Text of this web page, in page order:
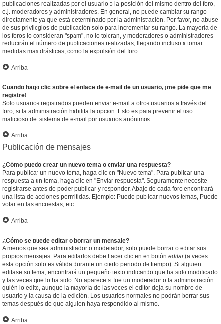
publicaciones realizadas por el usuario o la posición del mismo dentro del foro,
e.j. moderadores y administradores. En general, no puede cambiar su rango
directamente ya que está determinado por la administración. Por favor, no abuse
de sus privilegios de publicación solo para incrementar su rango. La mayoría de
los foros lo consideran "spam", no lo toleran, y moderadores o administradores
reducirán el número de publicaciones realizadas, llegando incluso a tomar
medidas mas drásticas, como la expulsión del foro.
Arriba
Cuando hago clic sobre el enlace de e-mail de un usuario, ¡me pide que me
registre!
Solo usuarios registrados pueden enviar e-mail a otros usuarios a través del
foro, si la administración habilita la opción. Esto es para prevenir el uso
malicioso del sistema de e-mail por usuarios anónimos.
Arriba
Publicación de mensajes
¿Cómo puedo crear un nuevo tema o enviar una respuesta?
Para publicar un nuevo tema, haga clic en "Nuevo tema". Para publicar una
respuesta a un tema, haga clic en "Enviar respuesta". Seguramente necesite
registrarse antes de poder publicar y responder. Abajo de cada foro encontrará
una lista de acciones permitidas. Ejemplo: Puede publicar nuevos temas, Puede
votar en las encuestas, etc.
Arriba
¿Cómo se puede editar o borrar un mensaje?
A menos que sea administrador o moderador, solo puede borrar o editar sus
propios mensajes. Para editarlos debe hacer clic en en botón editar(a veces
esta opción solo es válida durante un cierto periodo de tiempo). Si alguien
editase su tema, encontrará un pequeño texto indicando que ha sido modificado
y las veces que lo ha sido. No aparece si fue un moderador o la administración
quién lo editó, aunque la mayoría de las veces el editor deja su nombre de
usuario y la causa de la edición. Los usuarios normales no podrán borrar sus
temas después de que alguien haya respondido al mismo.
Arriba